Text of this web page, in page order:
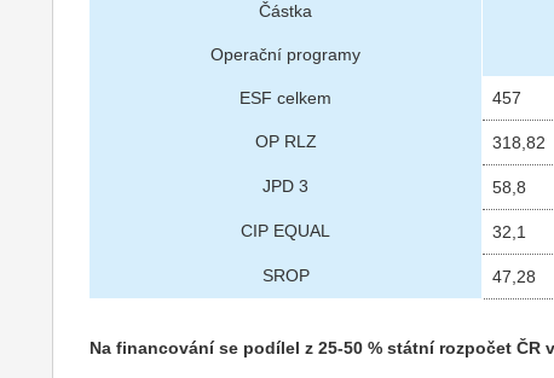
Částka
Operační programy
ESF celkem 457
OP RLZ 318,82
JPD 3 58,8
CIP EQUAL 32,1
SROP 47,28
Na financování se podílel z 25-50 % státní rozpočet